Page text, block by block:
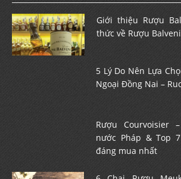
Giới thiệu Rượu
thức về Rượu
5 Lý Do Nên Lựa
Ngoại Đồng Nai –
Rượu Courvoisier
nước Pháp & Top
đáng mua nhất